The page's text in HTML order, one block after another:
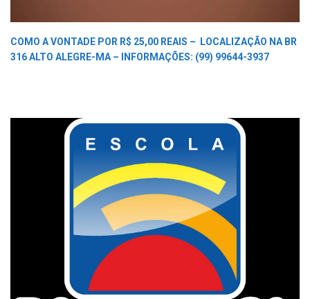
COMO A VONTADE POR R$ 25,00 REAIS –
LOCALIZAÇÃO NA BR
316 ALTO ALEGRE-MA –
INFORMAÇÕES: (99) 99644-3937